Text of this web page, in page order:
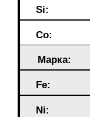
Si:
Co:
Марка:
Fe:
Ni: